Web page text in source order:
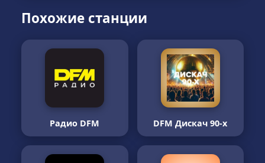
Похожие станции
Радио DFM DFM Дискач 90-х